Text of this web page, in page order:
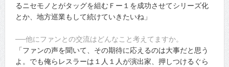
るニセモノとがタッグを組むＦー１を成功させてシリーズ化
とか、地方巡業もして続けていきたいね」
──他にファンとの交流はどんなこと考えてますか。
「ファンの声を聞いて、その期待に応えるのは大事だと思う
よ。でも俺らレスラーは１人１人が演出家、押しつけるぐら